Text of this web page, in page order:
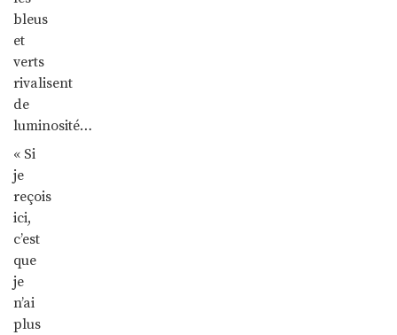
bleus
et
verts
rivalisent
de
luminosité…
« Si
je
reçois
ici,
c’est
que
je
n’ai
plus